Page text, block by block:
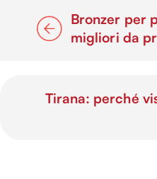
Bronzer per
migliori da
Tirana: perché